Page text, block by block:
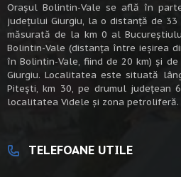
Oraşul Bolintin-Vale se află în
judeţului Giurgiu, la o distanţă de
măsurată de la km 0 al
Bolintin-Vale (distanța între ieșirea
în Bolintin-Vale, fiind de 20 km) şi
Giurgiu. Localitatea este situată
Piteşti, km 30, pe drumul judeţean
localitatea Videle şi zona petroliferă.
TELEFOANE UTILE